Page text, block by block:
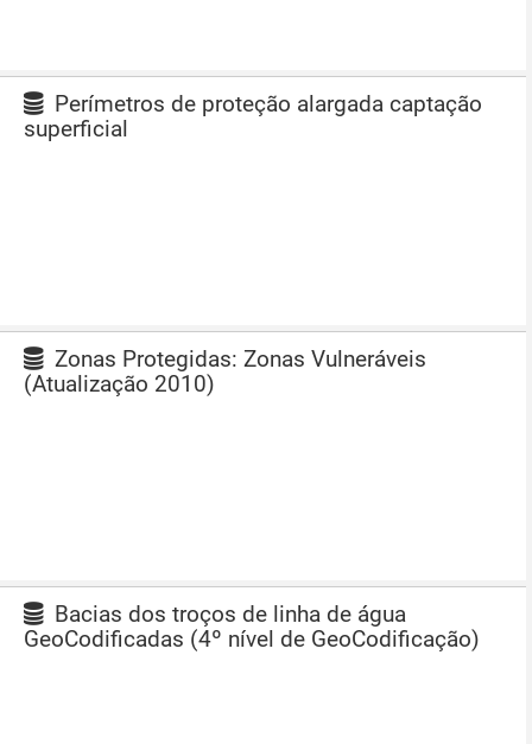
Perímetros de proteção alargada captação
superficial
Zonas Protegidas: Zonas Vulneráveis
(Atualização 2010)
Bacias dos troços de linha de água
GeoCodificadas (4º nível de GeoCodificação)